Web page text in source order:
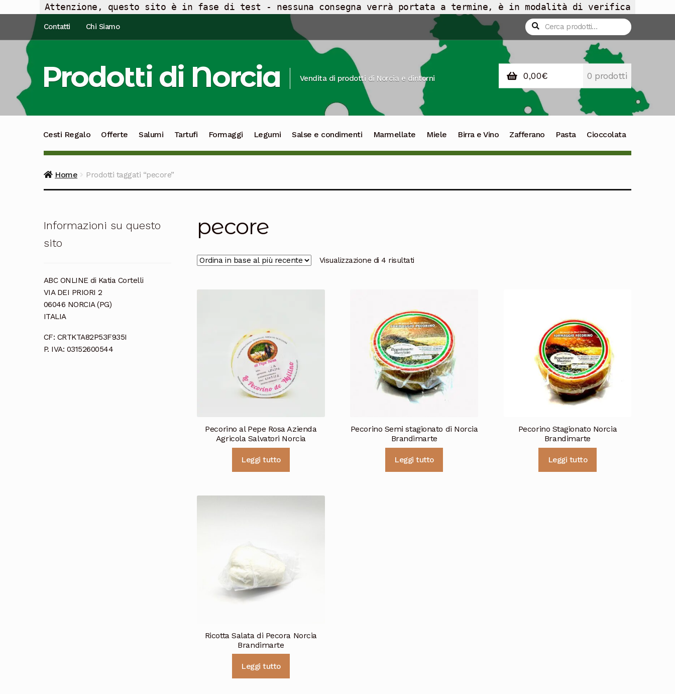
Attenzione, questo sito è in fase di test - nessuna consegna verrà portata a termine, è in modalità di verifica
Contatti Chi Siamo
Cerca:
Cerca
Prodotti di Norcia Vendita di prodotti di Norcia e dintorni 0,00€ 0 prodotti
Cesti Regalo Offerte Salumi Tartufi Formaggi Legumi Salse e condimenti Marmellate Miele Birra e Vino Zafferano Pasta Cioccolata
Home Prodotti taggati “pecore”
pecore
Visualizzazione di 4 risultatiOrdina
più
recente
Pecorino al Pepe Rosa Azienda
Agricola Salvatori Norcia
Leggi tutto
Pecorino Semi stagionato di Norcia
Brandimarte
Leggi tutto
Pecorino Stagionato Norcia
Brandimarte
Leggi tutto
Ricotta Salata di Pecora Norcia
Brandimarte
Leggi tutto
Informazioni su questo
sito
ABC ONLINE di Katia Cortelli
VIA DEI PRIORI 2
06046 NORCIA (PG)
ITALIA
CF: CRTKTA82P53F935I
P. IVA: 03152600544